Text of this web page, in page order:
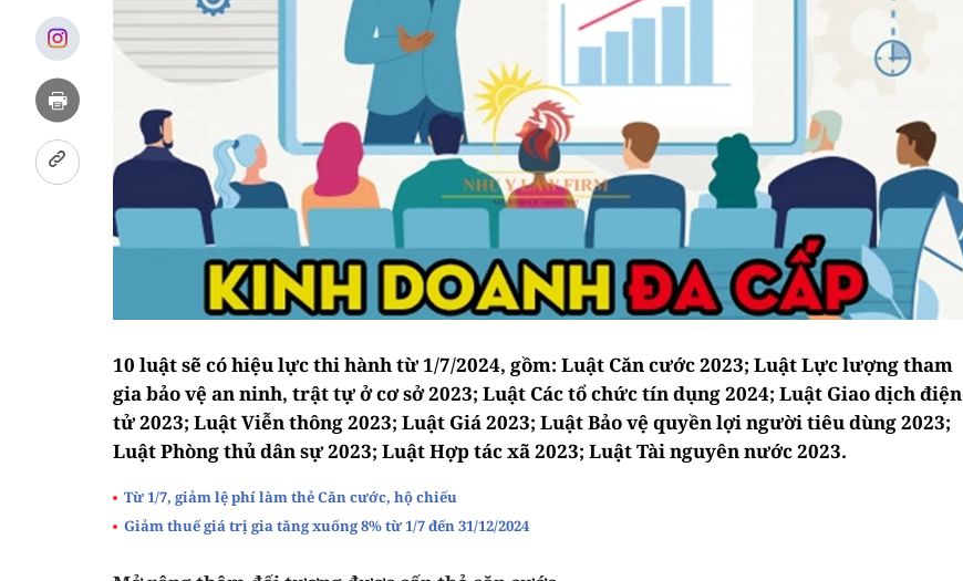
10 luật sẽ có hiệu lực thi hành từ 1/7/2024, gồm: Luật Căn cước 2023; Luật Lực lượng tham
gia bảo vệ an ninh, trật tự ở cơ sở 2023; Luật Các tổ chức tín dụng 2024; Luật Giao dịch điện
tử 2023; Luật Viễn thông 2023; Luật Giá 2023; Luật Bảo vệ quyền lợi người tiêu dùng 2023;
Luật Phòng thủ dân sự 2023; Luật Hợp tác xã 2023; Luật Tài nguyên nước 2023.
Từ 1/7, giảm lệ phí làm thẻ Căn cước, hộ chiếu
Giảm thuế giá trị gia tăng xuống 8% từ 1/7 đến 31/12/2024